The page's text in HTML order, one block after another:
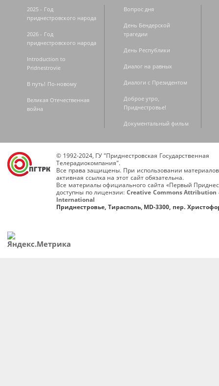
2025 - Год
приднестровского народа
2026 - Год
приднестровского народа
Introduction to
Pridnestrovie
В путь! По-новому
Великая Отечественная
война
Вопрос дня
День Бендерской
трагедии
День Республики
Диалог на равных
Диалоги с Президентом
Доброе утро,
Приднестровье!
Документальный фильм
© 1992-2024, ГУ "Приднестровская Государственная
Телерадиокомпания".
Все права защищены. При использовании
активная ссылка на этот сайт обязательна.
Все материалы официального сайта «Первый
доступны по лицензии: Creative Commons Attribution
International
Приднестровье, Тирасполь, MD-3300, пер.